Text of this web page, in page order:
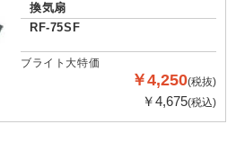
換気扇
RF-75SF
ブライト大特価
￥4,250(税抜)
￥4,675(税込)